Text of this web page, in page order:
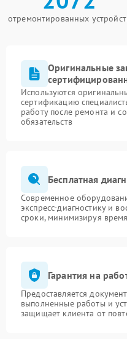
отремонтированных
Оригинальные
Используются
сертификацию
работу после ремонта и
обязательств
Бесплатная
Современное
экспресс-диагностику и
сроки, минимизируя
Гарантия на
Предоставляется
выполненные работы и
защищает клиента от